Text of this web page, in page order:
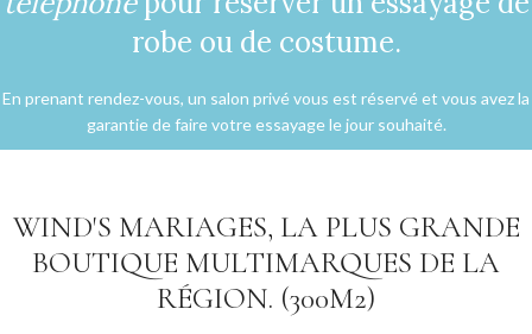
robe ou de costume.
En prenant rendez-vous, un salon privé vous est réservé et vous avez la
garantie de faire votre essayage le jour souhaité.
WIND'S MARIAGES, LA PLUS GRANDE
BOUTIQUE MULTIMARQUES DE LA
RÉGION. (300M2)